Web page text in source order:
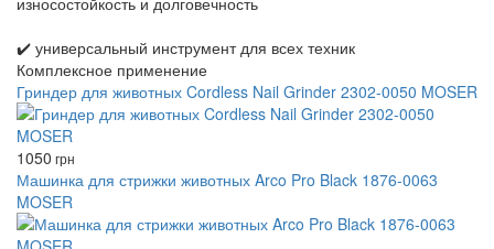
✔️ универсальный инструмент для всех техник
Комплексное применение
Гриндер для животных Cordless Nail Grinder 2302-0050 MOSER
1050 грн
Машинка для стрижки животных Arco Pro Black 1876-0063
MOSER